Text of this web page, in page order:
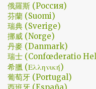
俄羅斯 (Россия)
芬蘭 (Suomi)
瑞典 (Sverige)
挪威 (Norge)
丹麥 (Danmark)
瑞士 (Confœderatio
希臘 (Ελληνική)
葡萄牙 (Portugal)